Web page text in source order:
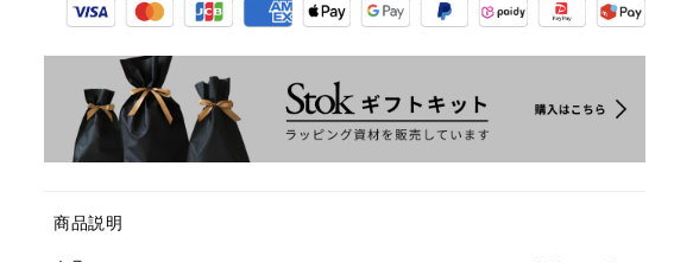
商品説明